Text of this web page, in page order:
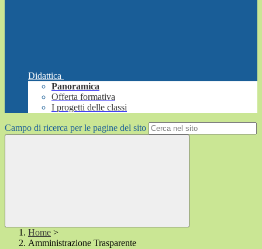
Didattica
Panoramica
Offerta formativa
I progetti delle classi
Campo di ricerca per le pagine del sito
Home >
Amministrazione Trasparente